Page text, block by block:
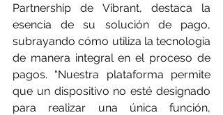
Partnership de Vibrant, destaca la
esencia de su solución de pago,
subrayando cómo utiliza la tecnología
de manera integral en el proceso de
pagos. “Nuestra plataforma permite
que un dispositivo no esté designado
para realizar una única función,